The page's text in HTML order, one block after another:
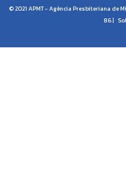
© 2021 APMT - Agência Presbiteriana de
86 |